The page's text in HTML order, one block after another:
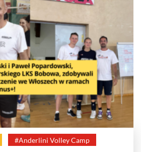
#Anderlini Volley Camp